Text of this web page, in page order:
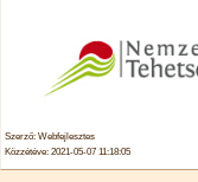
Szerző: Webfejlesztes
Közzétéve: 2021-05-07 11:18:05